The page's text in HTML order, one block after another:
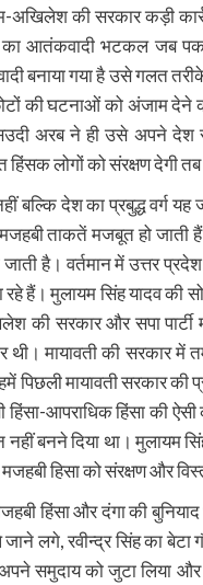
अखिलेश की सरकार कड़ी
का आतंकवादी भटकल जब
बनाया गया है उसे गलत
की घटनाओं को अंजाम देने
अरब ने ही उसे अपने देश
हिंसक लोगों को संरक्षण देगी
बल्कि देश का प्रबुद्ध
मजहबी ताकतें मजबूत हो
है। वर्तमान में उत्तर
हैं। मुलायम सिंह यादव की
की सरकार और सपा पार्टी
थी। मायावती की सरकार में
पिछली मायावती सरकार
हिंसा-आपराधिक हिंसा की
बनने दिया था। मुलायम
हिसा को संरक्षण और
हिंसा और दंगा की
लगे, रवीन्द्र सिंह का
समुदाय को जुटा लिया और